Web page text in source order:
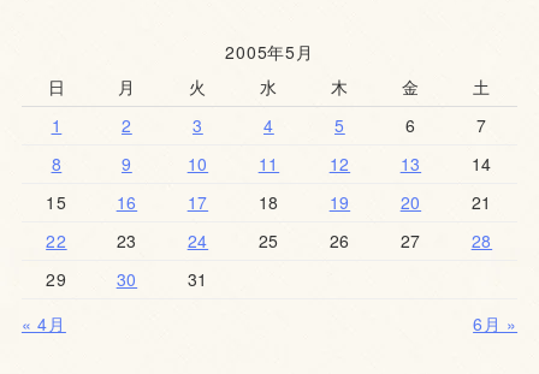
2005年5月
日
月 火 水 木 金
土
1
2 3 4 5 6
7
8
9 10 11 12 13
14
15
16 17 18 19 20
21
22
23 24 25 26 27
28
29
30
31
« 4月
6月 »